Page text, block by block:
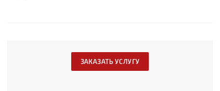
ЗАКАЗАТЬ УСЛУГУ